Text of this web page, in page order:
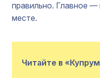
правильно. Главное
месте.
Читайте в